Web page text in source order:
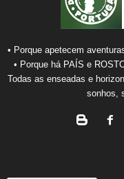
• Porque apetecem
• Porque há PAÍS e
Todas as enseadas e
sonhos,